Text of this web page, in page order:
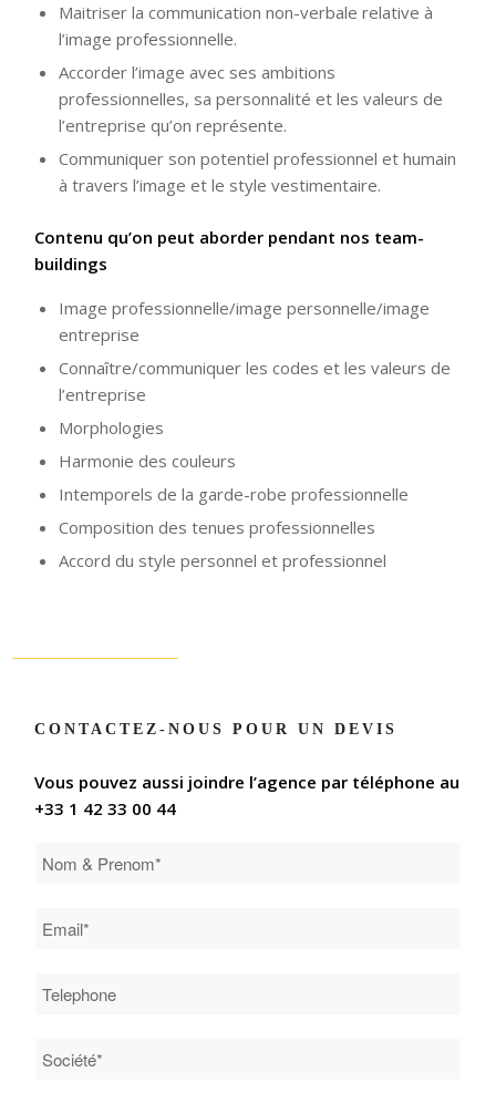
Maitriser la communication non-verbale relative à
l’image professionnelle.
Accorder l’image avec ses ambitions
professionnelles, sa personnalité et les valeurs de
l’entreprise qu’on représente.
Communiquer son potentiel professionnel et humain
à travers l’image et le style vestimentaire.
Contenu qu’on peut aborder pendant nos team-
buildings
Image professionnelle/image personnelle/image
entreprise
Connaître/communiquer les codes et les valeurs de
l’entreprise
Morphologies
Harmonie des couleurs
Intemporels de la garde-robe professionnelle
Composition des tenues professionnelles
Accord du style personnel et professionnel
CONTACTEZ-NOUS POUR UN DEVIS
Vous pouvez aussi joindre l’agence par téléphone au
+33 1 42 33 00 44